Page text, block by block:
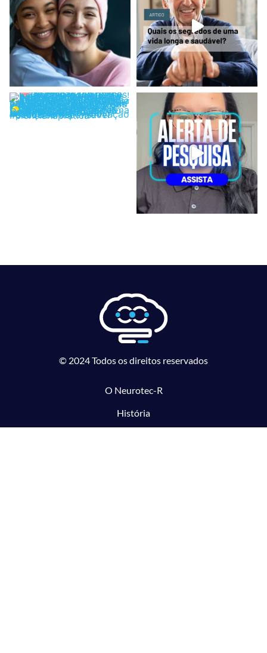
© 2024 Todos os direitos reservados
O Neurotec-R
História